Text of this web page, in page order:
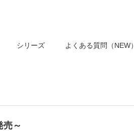
シリーズ よくある質問（NEW）
～